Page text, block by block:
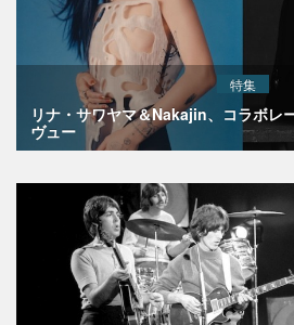
特集
リナ・サワヤマ＆Nakajin、コラボレ
ヴュー